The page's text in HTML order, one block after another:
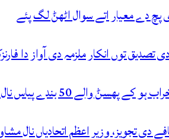
پچ دے معیار اتے سوال اٹھݨ لگ پئے
توں انکار ملزمہ دی آواز دا
50 بندے پیاس نال جاں بحق